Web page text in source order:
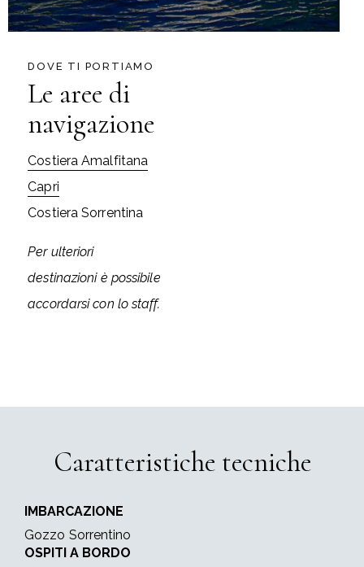
DOVE TI PORTIAMO
Le aree di
navigazione
Costiera Amalfitana
Capri
Costiera Sorrentina
Per ulteriori
destinazioni è possibile
accordarsi con lo staff.
Caratteristiche tecniche
IMBARCAZIONE
Gozzo Sorrentino
OSPITI A BORDO